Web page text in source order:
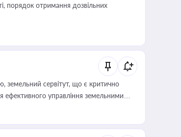
порядок отримання дозвільних
земельний сервітут, що є критично
ефективного управління земельними